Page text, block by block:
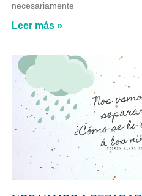
necesariamente
Leer más »